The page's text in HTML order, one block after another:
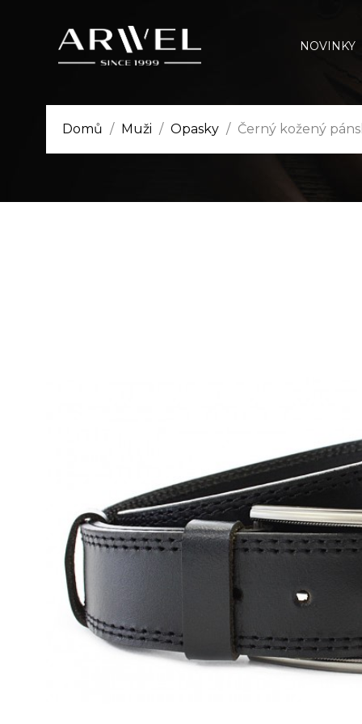
NOVINKY
Domů Muži Opasky Černý kožený